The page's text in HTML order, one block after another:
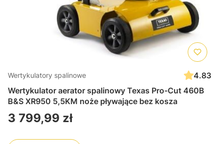
Wertykulatory spalinowe
4.83
Wertykulator aerator spalinowy Texas Pro-Cut 460B
B&S XR950 5,5KM noże pływające bez kosza
Cena
3 799,99 zł